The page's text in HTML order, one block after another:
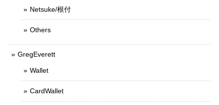
Netsuke/根付
Others
GregEverett
Wallet
CardWallet